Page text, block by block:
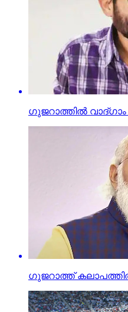
ഗുജറാത്തില്‍
ഗുജറാത്ത്